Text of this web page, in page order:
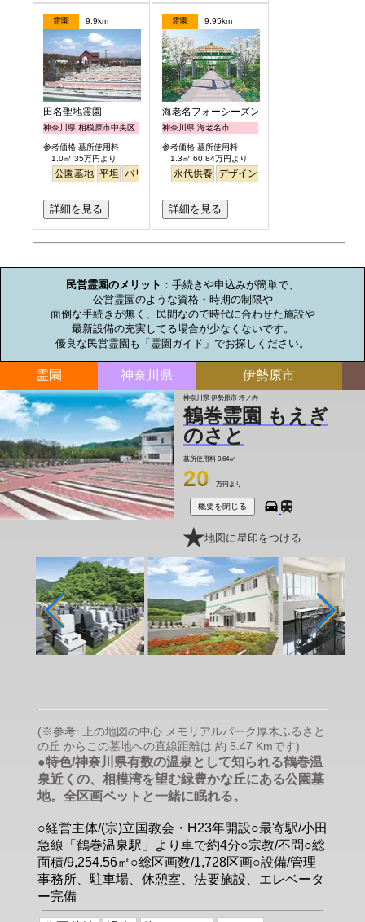
霊園 9.9km
田名聖地霊園
神奈川県 相模原市中央区
参考価格:墓所使用料
1.0㎡ 35万円より
公園墓地 平坦 バリアフリー 明るい
詳細を見る
霊園 9.95km
海老名フォーシーズンメモリアル
神奈川県 海老名市
参考価格:墓所使用料
1.3㎡ 60.84万円より
永代供養 デザイン
詳細を見る
民営霊園のメリット ：手続きや申込みが簡単で、
公営霊園のような資格・時期の制限や
面倒な手続きが無く、民間なので時代に合わせた施設や
最新設備の充実してる場合が少なくないです。
優良な民営霊園も「霊園ガイド」でお探しください。
霊園 神奈川県 伊勢原市
神奈川県 伊勢原市 坪ノ内
鶴巻霊園 もえぎ
のさと
墓所使用料 0.64㎡
20 万円より
概要を閉じる
地図に星印をつける
(※参考: 上の地図の中心 メモリアルパーク厚木ふるさと
の丘 からこの墓地への直線距離は 約 5.47 Kmです)
●特色/神奈川県有数の温泉として知られる鶴巻温
泉近くの、相模湾を望む緑豊かな丘にある公園墓
地。全区画ペットと一緒に眠れる。
○経営主体/(宗)立国教会・H23年開設○最寄駅/小田
急線「鶴巻温泉駅」より車で約4分○宗教/不問○総
面積/9,254.56㎡○総区画数/1,728区画○設備/管理
事務所、駐車場、休憩室、法要施設、エレベータ
ー完備